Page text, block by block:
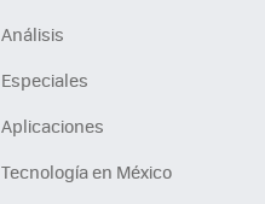
Análisis
Especiales
Aplicaciones
Tecnología en México